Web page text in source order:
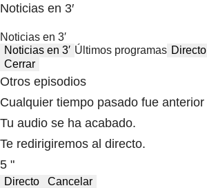
Noticias en 3′
Noticias en 3′
Noticias en 3′ Últimos programas Directo
Cerrar
Otros episodios
Cualquier tiempo pasado fue anterior
Tu audio se ha acabado.
Te redirigiremos al directo.
5 "
Directo
Cancelar